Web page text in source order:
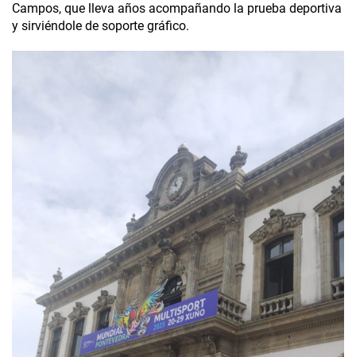
Campos, que lleva años acompañando la prueba deportiva
y sirviéndole de soporte gráfico.